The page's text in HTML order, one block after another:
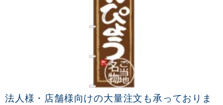
法人様・店舗様向けの大量注文も承っておりま